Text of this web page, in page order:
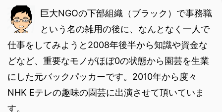
巨大NGOの下部組織（ブラック）で事務職
という名の雑用の後に、なんとなく一人で
仕事をしてみようと2008年後半から知識や資金な
どなど、重要なモノがほぼ0の状態から園芸を生業
にした元バックパッカーです。 2010年から度々
NHK Eテレの趣味の園芸に出演させて頂いていま
す。